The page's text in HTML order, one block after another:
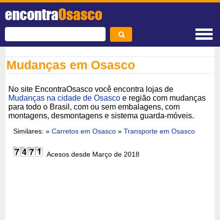
encontraOsasco
Mudanças em Osasco
No site EncontraOsasco você encontra lojas de
Mudanças na cidade de Osasco e região com mudanças
para todo o Brasil, com ou sem embalagens, com
montagens, desmontagens e sistema guarda-móveis.
Similares: »Carretos em Osasco »Transporte em Osasco
Acesos desde Março de 2018